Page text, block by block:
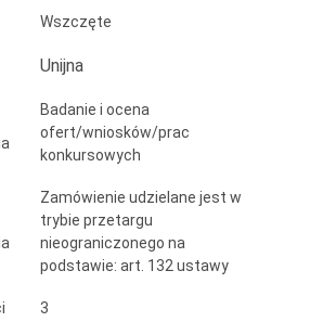
Wszczęte
Unijna
Badanie i ocena
ofert/wniosków/prac
konkursowych
Zamówienie udzielane jest w
trybie przetargu
nieograniczonego na
podstawie: art. 132 ustawy
3